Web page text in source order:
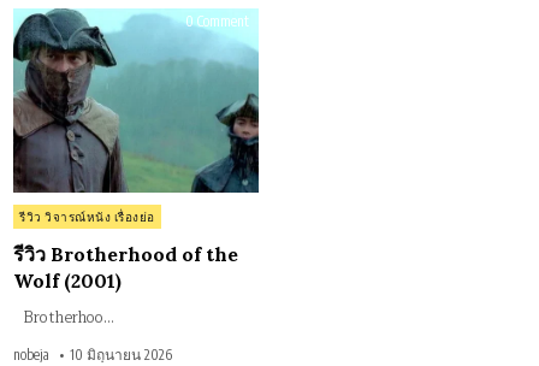
0 Commenton
Brotherhood
of
Wolf
(2001)
Posted
in
รีวิว วิจารณ์หนัง เรื่องย่อ
รีวิว Brotherhood of the
Wolf (2001)
Brotherhoo…
nobeja 10 มิถุนายน 2026